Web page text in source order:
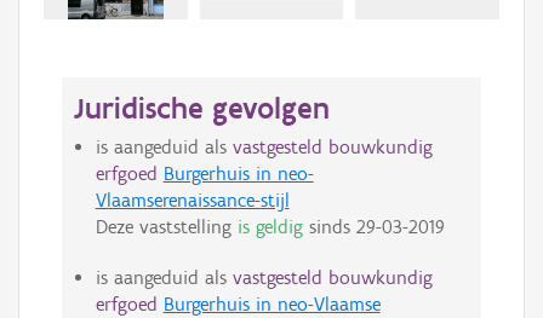
Juridische gevolgen
is aangeduid als vastgesteld bouwkundig
erfgoed Burgerhuis in neo-
Vlaamserenaissance-stijl
Deze vaststelling is geldigsinds 29-03-2019
is aangeduid als vastgesteld bouwkundig
erfgoed Burgerhuis in neo-Vlaamse